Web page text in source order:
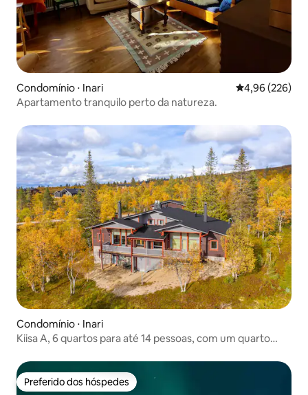
Condomínio ⋅ Inari 4,96 de uma
4,96 (226)
Apartamento tranquilo perto da natureza.
Condomínio ⋅ Inari
Kiisa A, 6 quartos para até 14 pessoas, com um quarto
Preferido dos hóspedes
Preferido dos hóspedes